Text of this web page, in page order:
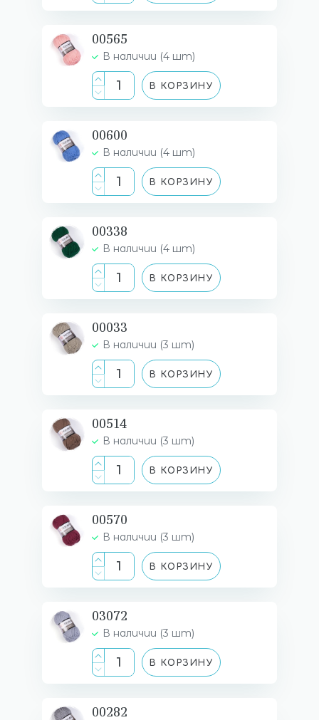
00565
В наличии (4 шт)
В КОРЗИНУ
00600
В наличии (4 шт)
В КОРЗИНУ
00338
В наличии (4 шт)
В КОРЗИНУ
00033
В наличии (3 шт)
В КОРЗИНУ
00514
В наличии (3 шт)
В КОРЗИНУ
00570
В наличии (3 шт)
В КОРЗИНУ
03072
В наличии (3 шт)
В КОРЗИНУ
00282